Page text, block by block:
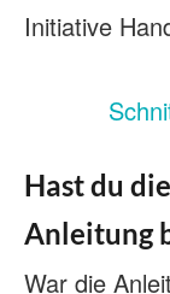
Initiative
Hast du
Anleitung
War die